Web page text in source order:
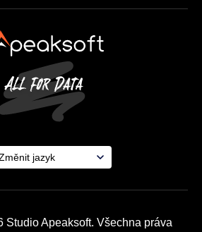
jazyk
Studio Apeaksoft. Všechna práva